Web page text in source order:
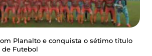
Planalto e conquista o sétimo título
de Futebol